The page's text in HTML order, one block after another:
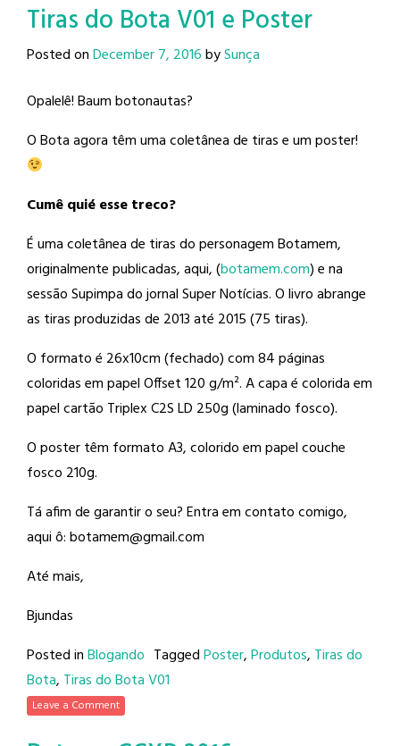
Tiras do Bota V01 e Poster
Posted onDecember 7, 2016bySunça
Opalelê! Baum botonautas?
O Bota agora têm uma coletânea de tiras e um poster!
Cumê quié esse treco?
É uma coletânea de tiras do personagem Botamem,
originalmente publicadas, aqui, (botamem.com) e na
sessão Supimpa do jornal Super Notícias. O livro abrange
as tiras produzidas de 2013 até 2015 (75 tiras).
O formato é 26x10cm (fechado) com 84 páginas
coloridas em papel Offset 120 g/m². A capa é colorida em
papel cartão Triplex C2S LD 250g (laminado fosco).
O poster têm formato A3, colorido em papel couche
fosco 210g.
Tá afim de garantir o seu? Entra em contato comigo,
aqui ô: botamem@gmail.com
Até mais,
Bjundas
Posted inBlogando TaggedPoster,Produtos, Tiras do
Bota, Tiras do Bota V01
Leave a Comment